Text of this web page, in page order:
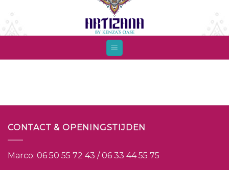
to
content
CONTACT & OPENINGSTIJDEN
Marco: 06 50 55 72 43 / 06 33 44 55 75